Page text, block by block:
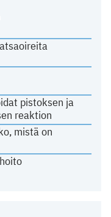
pistoksen ja
reaktion
mistä on